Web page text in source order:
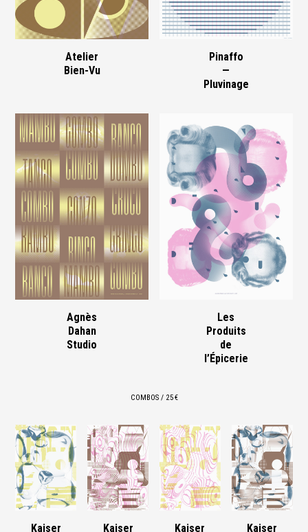
Atelier
Bien-Vu
Pinaffo
—
Pluvinage
Agnès
Dahan
Studio
Les
Produits
de
l’Épicerie
COMBOS / 25 €
Kaiser
Kaiser
Kaiser
Kaiser